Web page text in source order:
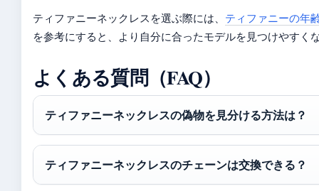
ティファニーネックレスを選ぶ際には、 ティファニーの年
を参考にすると、より自分に合ったモデルを見つけやすく
よくある質問（FAQ）
ティファニーネックレスの偽物を見分ける方法は？
ティファニーネックレスのチェーンは交換できる？